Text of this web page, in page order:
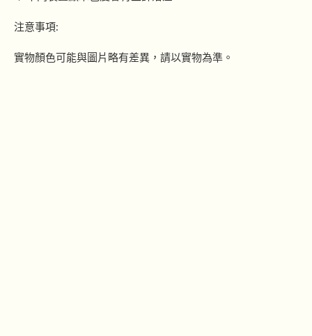
注意事項:
實物顏色可能與圖片略有差異，請以實物為準。